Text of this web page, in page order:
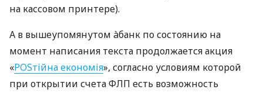
на кассовом принтере).
А в вышеупомянутом àбанк по состоянию на
момент написания текста продолжается акция
«POSтійна економія», согласно условиям которой
при открытии счета ФЛП есть возможность